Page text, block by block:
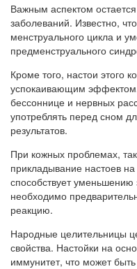
Важным аспектом
заболеваний. Известно,
менструального цикла и
предменструального
Кроме того, настои этого
успокаивающим
бессоннице и нервных
употреблять перед сном
результатов.
При кожных проблемах,
прикладывание настоев
способствует
необходимо
реакцию.
Народные целительницы
свойства. Настойки на
иммунитет, что может